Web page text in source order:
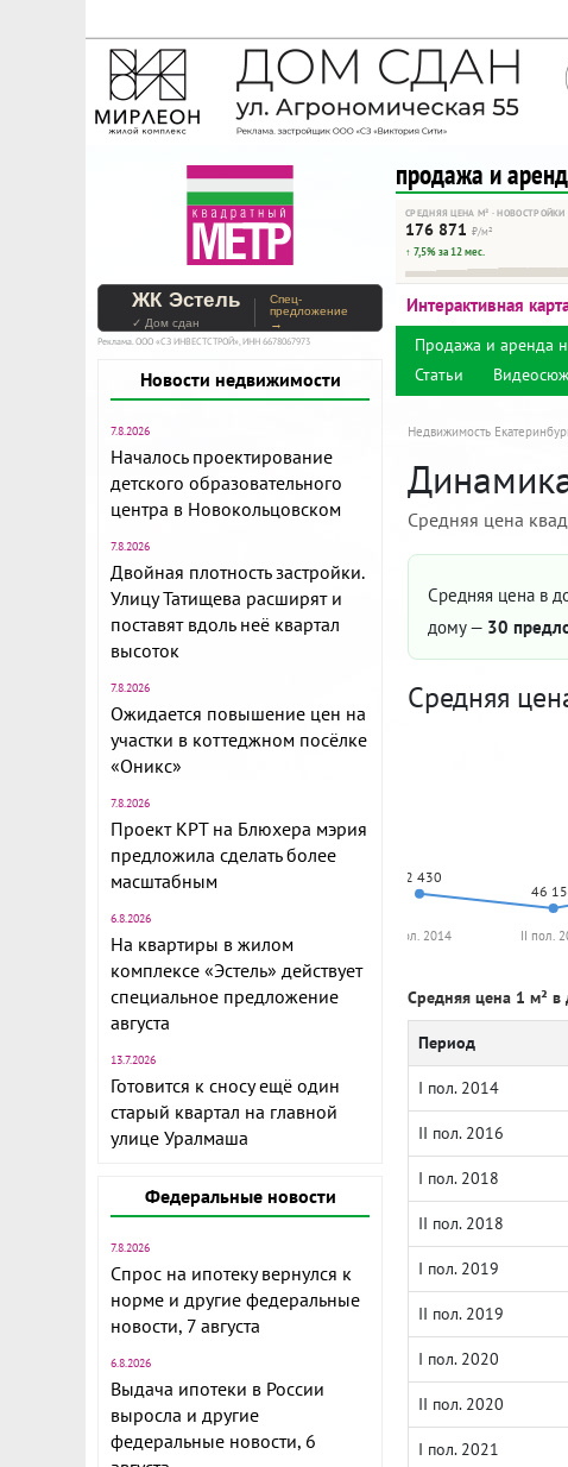
На Метре реклама - только
Помогайте независимому
продажа и
СРЕДНЯЯ ЦЕНА М² · НОВОСТРОЙКИ
176 871 ₽/м²
↑ 7,5% за 12 мес.
ЖК Эстель
✓ Дом сдан
Спец-
предложение
→
Реклама. ООО «СЗ ИНВЕСТСТРОЙ», ИНН 6678067973
Новости недвижимости
7.8.2026
Началось проектирование
детского образовательного
центра в Новокольцовском
7.8.2026
Двойная плотность застройки.
Улицу Татищева расширят и
поставят вдоль неё квартал
высоток
7.8.2026
Ожидается повышение цен на
участки в коттеджном посёлке
«Оникс»
7.8.2026
Проект КРТ на Блюхера мэрия
предложила сделать более
масштабным
6.8.2026
На квартиры в жилом
комплексе «Эстель» действует
специальное предложение
августа
13.7.2026
Готовится к сносу ещё один
старый квартал на главной
улице Уралмаша
Федеральные новости
7.8.2026
Спрос на ипотеку вернулся к
норме и другие федеральные
новости, 7 августа
6.8.2026
Выдача ипотеки в России
выросла и другие
федеральные новости, 6
Интерактивная
Продажа и аренда
Статьи
Недвижимость
Средняя цена
Средняя цена в
дому — 30
Средняя
52 430
46
I пол. 2014 II пол.
Средняя цена 1 м² в
Период
I пол. 2014
II пол. 2016
I пол. 2018
II пол. 2018
I пол. 2019
II пол. 2019
I пол. 2020
II пол. 2020
I пол. 2021